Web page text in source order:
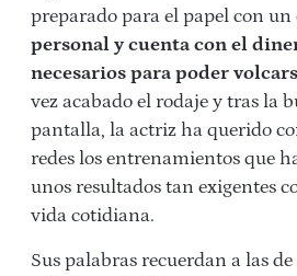
preparado para el papel con un
personal y cuenta con el
necesarios para poder
vez acabado el rodaje y tras la
pantalla, la actriz ha querido
redes los entrenamientos que
unos resultados tan exigentes
vida cotidiana.
Sus palabras recuerdan a las